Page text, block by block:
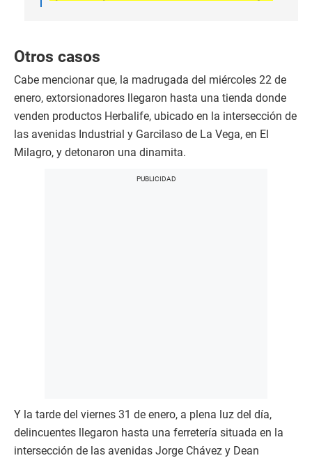
Otros casos
Cabe mencionar que, la madrugada del miércoles 22 de
enero, extorsionadores llegaron hasta una tienda donde
venden productos Herbalife, ubicado en la intersección de
las avenidas Industrial y Garcilaso de La Vega, en El
Milagro, y detonaron una dinamita.
Y la tarde del viernes 31 de enero, a plena luz del día,
delincuentes llegaron hasta una ferretería situada en la
intersección de las avenidas Jorge Chávez y Dean